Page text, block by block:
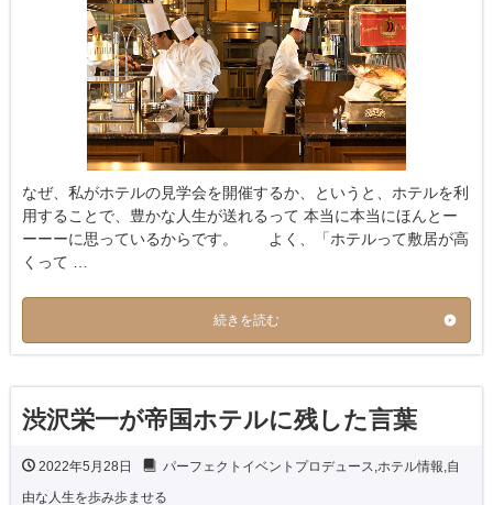
なぜ、私がホテルの見学会を開催するか、というと、ホテルを利
用することで、豊かな人生が送れるって 本当に本当にほんとー
ーーーに思っているからです。 よく、「ホテルって敷居が高
くって …
続きを読む
渋沢栄一が帝国ホテルに残した言葉
2022年5月28日 パーフェクトイベントプロデュース,ホテル情報,自
由な人生を歩み歩ませる